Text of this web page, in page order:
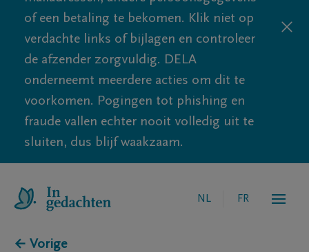
of een betaling te bekomen. Klik niet op
verdachte links of bijlagen en controleer
de afzender zorgvuldig. DELA
onderneemt meerdere acties om dit te
voorkomen. Pogingen tot phishing en
fraude vallen echter nooit volledig uit te
sluiten, dus blijf waakzaam.
NL FR
← Vorige